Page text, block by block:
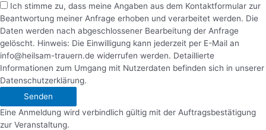
Ich stimme zu, dass meine Angaben aus dem Kontaktformular zur
Beantwortung meiner Anfrage erhoben und verarbeitet werden. Die
Daten werden nach abgeschlossener Bearbeitung der Anfrage
gelöscht. Hinweis: Die Einwilligung kann jederzeit per E-Mail an
info@heilsam-trauern.de widerrufen werden. Detaillierte
Informationen zum Umgang mit Nutzerdaten befinden sich in unserer
Datenschutzerklärung.
Senden
Eine Anmeldung wird verbindlich gültig mit der Auftragsbestätigung
zur Veranstaltung.